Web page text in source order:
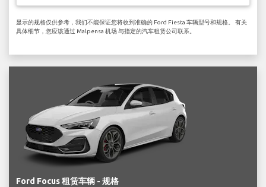
显示的规格仅供参考，我们不能保证您将收到准确的 Ford Fiesta 车辆型号和规格。 有关
具体细节，您应该通过 Malpensa 机场 与指定的汽车租赁公司联系。
Ford Focus 租赁车辆 - 规格